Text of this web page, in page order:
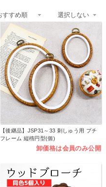
【後継品】JSP31～33 刺しゅう用 プチ
フレーム 縦楕円型(個)
卸価格は会員のみ公開